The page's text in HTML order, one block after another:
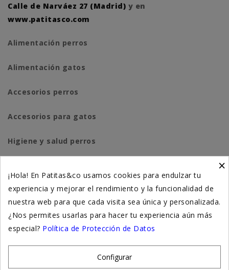
Calle de Narváez 27 (Madrid) y en
www.patitasco.com
Alimentación perros
Alimentación gatos
Accesorios perros
Accesorios para gatos
Higiene y salud perros
Suplementación natural
Otros
×
¡Hola! En Patitas&co usamos cookies para endulzar tu
experiencia y mejorar el rendimiento y la funcionalidad de
nuestra web para que cada visita sea única y personalizada.
¿Nos permites usarlas para hacer tu experiencia aún más
especial? Política de Protección de Datos
Configurar